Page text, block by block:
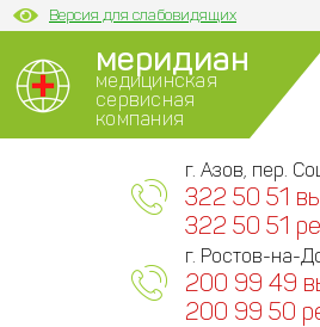
Версия для слабовидящих
меридиан
медицинская
сервисная
компания
г. Азов, пер.
322 50 51
322 50 51
г. Ростов-на-
200 99 49
200 99 50